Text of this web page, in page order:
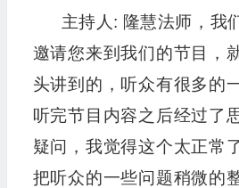
主持人: 隆慧法师，我
邀请您来到我们的节目，
头讲到的，听众有很多的
听完节目内容之后经过了
疑问，我觉得这个太正常
把听众的一些问题稍微的